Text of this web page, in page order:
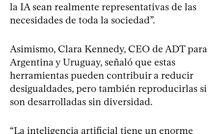
la IA sean realmente representativas de las
necesidades de toda la sociedad”.
Asimismo, Clara Kennedy, CEO de ADT para
Argentina y Uruguay, señaló que estas
herramientas pueden contribuir a reducir
desigualdades, pero también reproducirlas si
son desarrolladas sin diversidad.
“La inteligencia artificial tiene un enorme